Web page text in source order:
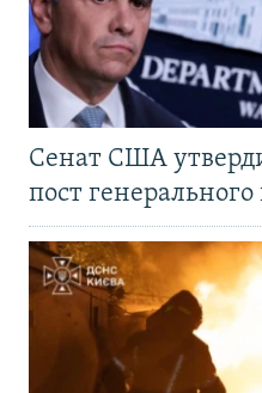
Сенат США
пост